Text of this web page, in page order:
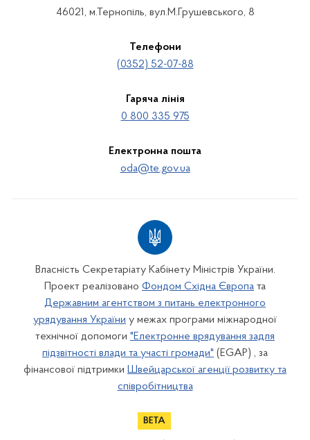
46021, м.Тернопіль, вул.М.Грушевського, 8
Телефони
(0352) 52-07-88
Гаряча лінія
0 800 335 975
Електронна пошта
oda@te.gov.ua
Власність Секретаріату Кабінету Міністрів України.
Проект реалізовано Фондом Східна Європа та
Державним агентством з питань електронного
урядування України у межах програми міжнародної
технічної допомоги "Електронне врядування задля
підзвітності влади та участі громади" (EGAP) , за
фінансової підтримки Швейцарської агенції розвитку та
співробітництва